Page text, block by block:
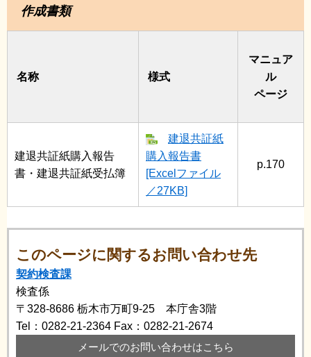
作成書類
名称 様式
マニュア
ル
ページ
建退共証紙購入報告
書・建退共証紙受払簿
建退共証紙
購入報告書
[Excelファイル
／27KB]
p.170
このページに関するお問い合わせ先
契約検査課
検査係
〒328-8686 栃木市万町9-25 本庁舎3階
Tel：0282-21-2364 Fax：0282-21-2674
メールでのお問い合わせはこちら